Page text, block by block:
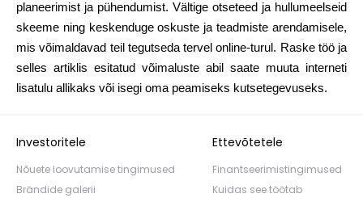
planeerimist ja pühendumist. Vältige otseteed ja hullumeelseid
skeeme ning keskenduge oskuste ja teadmiste arendamisele,
mis võimaldavad teil tegutseda tervel online-turul. Raske töö ja
selles artiklis esitatud võimaluste abil saate muuta interneti
lisatulu allikaks või isegi oma peamiseks kutsetegevuseks.
Investoritele
Nõuete loovutamise tingimused
Brändide galerii
Ettevõtetele
Finantseerimistingimused
Kuidas see töötab